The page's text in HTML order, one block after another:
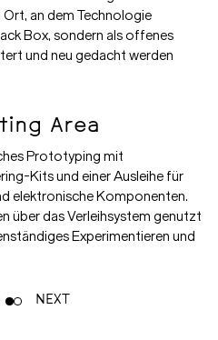
an dem Technologie
Box, sondern als offenes
und neu gedacht werden
Area
Prototyping mit
Kits und einer Ausleihe für
elektronische Komponenten.
über das Verleihsystem genutzt
Experimentieren und
NEXT